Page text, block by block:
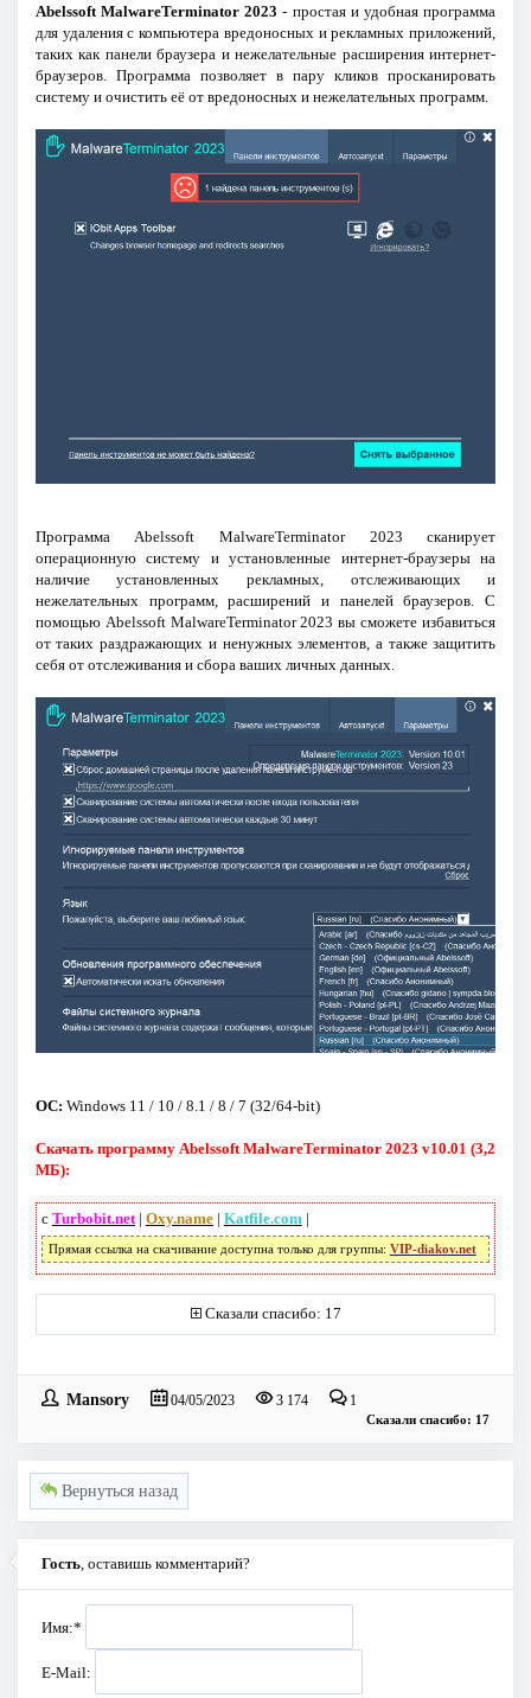
Abelssoft MalwareTerminator 2023 - простая и удобная программа
для удаления с компьютера вредоносных и рекламных приложений,
таких как панели браузера и нежелательные расширения интернет-
браузеров. Программа позволяет в пару кликов просканировать
систему и очистить её от вредоносных и нежелательных программ.
Программа Abelssoft MalwareTerminator 2023 сканирует
операционную систему и установленные интернет-браузеры на
наличие установленных рекламных, отслеживающих и
нежелательных программ, расширений и панелей браузеров. С
помощью Abelssoft MalwareTerminator 2023 вы сможете избавиться
от таких раздражающих и ненужных элементов, а также защитить
себя от отслеживания и сбора ваших личных данных.
ОС: Windows 11 / 10 / 8.1 / 8 / 7 (32/64-bit)
Скачать программу Abelssoft MalwareTerminator 2023 v10.01 (3,2
МБ):
с Turbobit.net| Oxy.name| Katfile.com |
Прямая ссылка на скачивание доступна только для группы: VIP-diakov.net
Сказали спасибо: 17
Mansory 04/05/2023 3 174 1
Сказали спасибо: 17
Вернуться назад
Гость , оставишь комментарий?
Имя:*
E-Mail: